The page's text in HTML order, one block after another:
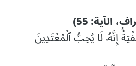
الآیة: 55)
إِنَّهُۥ لَا يُحِبُّ ٱلۡمُعۡتَدِينَ